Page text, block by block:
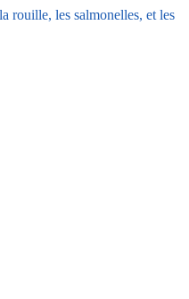
rouille, les salmonelles, et les